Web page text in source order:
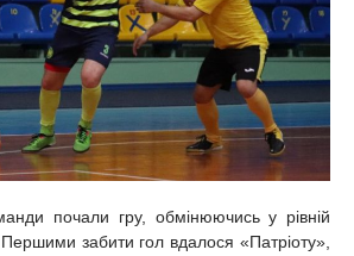
почали гру, обмінюючись у рівній
забити гол вдалося «Патріоту»,